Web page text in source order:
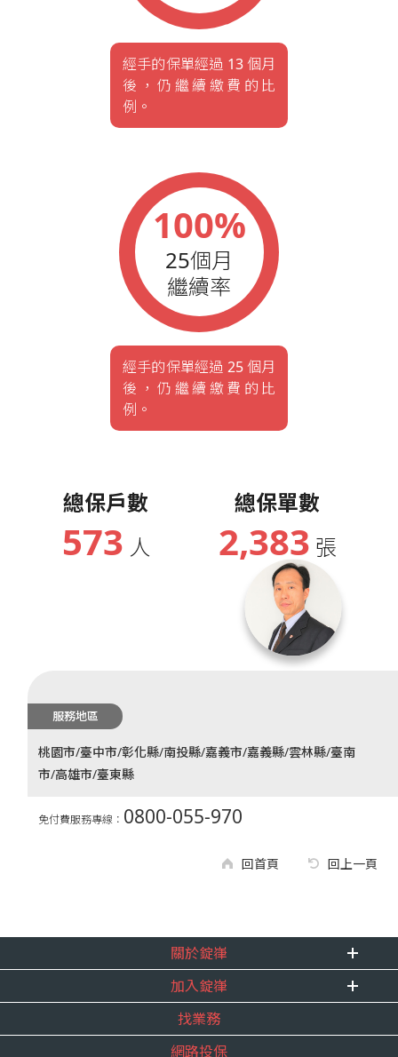
經手的保單經過 13 個月
後，仍繼續繳費的比
例。
100%
25個月
繼續率
經手的保單經過 25 個月
後，仍繼續繳費的比
例。
總保戶數
573 人
總保單數
2,383 張
服務地區
桃園市/臺中市/彰化縣/南投縣/嘉義市/嘉義縣/雲林縣/臺南
市/高雄市/臺東縣
免付費服務專線： 0800-055-970
回首頁 回上一頁
關於錠嵂
企業資訊
重要事跡
得獎紀錄
加入錠嵂
內勤招聘
精英招募
找業務
網路投保